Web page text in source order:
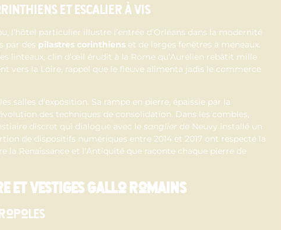
et escalier à vis
l’hôtel particulier illustre l’entrée d’Orléans dans la modernité
par des pilastres corinthiens et de larges fenêtres à meneaux.
linteaux, clin d’œil érudit à la Rome qu’Aurélien rebâtit mille
vers la Loire, rappel que le fleuve alimenta jadis le commerce
salles d’exposition. Sa rampe en pierre, épaissie par la
des techniques de consolidation. Dans les combles,
discret qui dialogue avec le sanglier de Neuvy installé un
de dispositifs numériques entre 2014 et 2017 ont respecté la
la Renaissance et l’Antiquité que raconte chaque pierre de
et vestiges gallo romains